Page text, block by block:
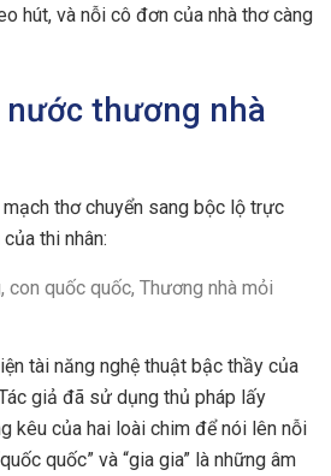
hút, và nỗi cô đơn của nhà thơ càng
nước thương nhà
thơ chuyển sang bộc lộ trực
thi nhân:
con quốc quốc, Thương nhà mỏi
tài năng nghệ thuật bậc thầy của
giả đã sử dụng thủ pháp lấy
kêu của hai loài chim để nói lên nỗi
quốc” và “gia gia” là những âm